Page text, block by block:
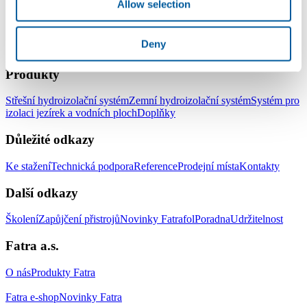
Allow selection
Deny
YouTube
Produkty
Střešní hydroizolační systémZemní hydroizolační systémSystém pro
izolaci jezírek a vodních plochDoplňky
Důležité odkazy
Ke staženíTechnická podporaReferenceProdejní místaKontakty
Další odkazy
ŠkoleníZapůjčení přistrojůNovinky FatrafolPoradnaUdržitelnost
Fatra a.s.
O násProdukty Fatra
Fatra e-shopNovinky Fatra